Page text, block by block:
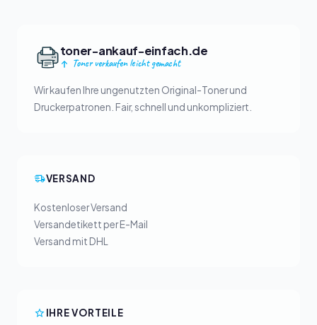
toner-ankauf-einfach.de
Toner verkaufen leicht gemacht
Wir kaufen Ihre ungenutzten Original-Toner und
Druckerpatronen. Fair, schnell und unkompliziert.
VERSAND
Kostenloser Versand
Versandetikett per E-Mail
Versand mit DHL
IHRE VORTEILE